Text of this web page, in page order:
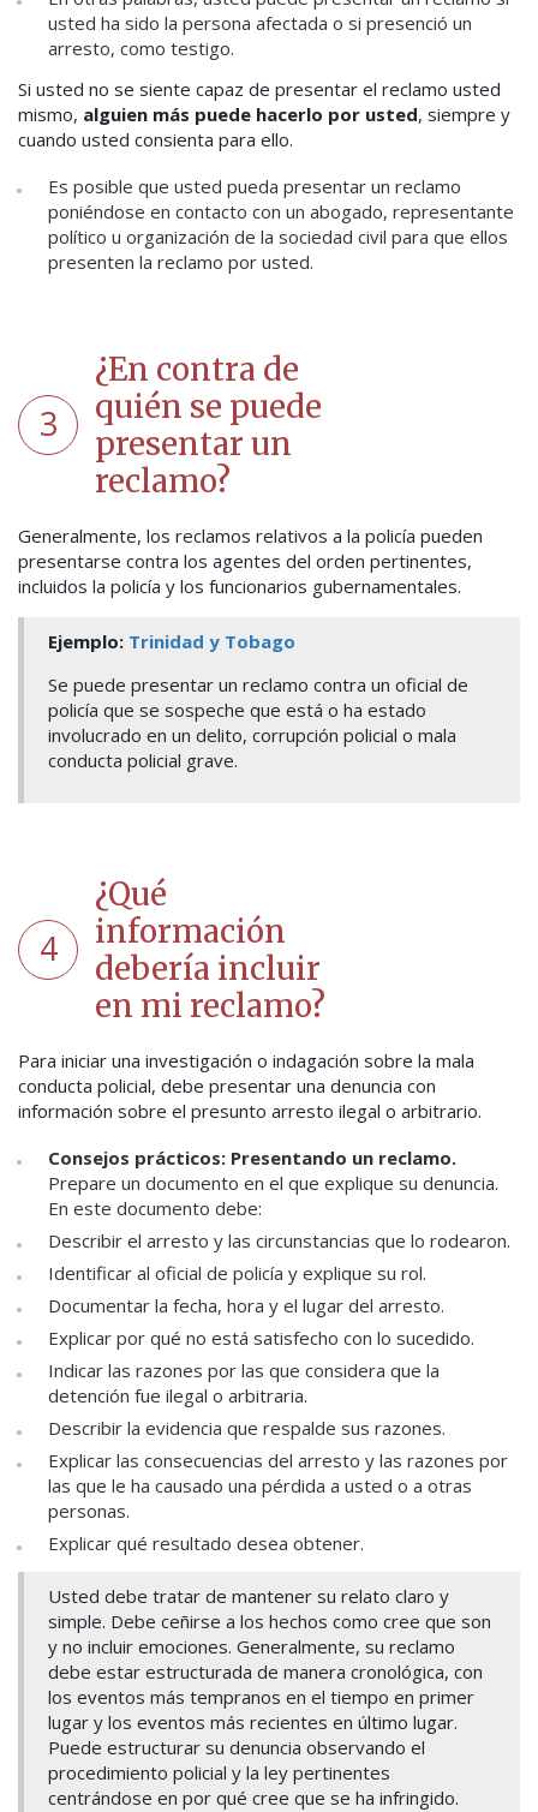
usted ha sido la persona afectada o si presenció un
arresto, como testigo.
Si usted no se siente capaz de presentar el reclamo usted
mismo, alguien más puede hacerlo por usted, siempre y
cuando usted consienta para ello.
Es posible que usted pueda presentar un reclamo
poniéndose en contacto con un abogado, representante
político u organización de la sociedad civil para que ellos
presenten la reclamo por usted.
3
¿En contra de
quién se puede
presentar un
reclamo?
Generalmente, los reclamos relativos a la policía pueden
presentarse contra los agentes del orden pertinentes,
incluidos la policía y los funcionarios gubernamentales.
Ejemplo: Trinidad y Tobago
Se puede presentar un reclamo contra un oficial de
policía que se sospeche que está o ha estado
involucrado en un delito, corrupción policial o mala
conducta policial grave.
4
¿Qué
información
debería incluir
en mi reclamo?
Para iniciar una investigación o indagación sobre la mala
conducta policial, debe presentar una denuncia con
información sobre el presunto arresto ilegal o arbitrario.
Consejos prácticos: Presentando un reclamo.
Prepare un documento en el que explique su denuncia.
En este documento debe:
Describir el arresto y las circunstancias que lo rodearon.
Identificar al oficial de policía y explique su rol.
Documentar la fecha, hora y el lugar del arresto.
Explicar por qué no está satisfecho con lo sucedido.
Indicar las razones por las que considera que la
detención fue ilegal o arbitraria.
Describir la evidencia que respalde sus razones.
Explicar las consecuencias del arresto y las razones por
las que le ha causado una pérdida a usted o a otras
personas.
Explicar qué resultado desea obtener.
Usted debe tratar de mantener su relato claro y
simple. Debe ceñirse a los hechos como cree que son
y no incluir emociones. Generalmente, su reclamo
debe estar estructurada de manera cronológica, con
los eventos más tempranos en el tiempo en primer
lugar y los eventos más recientes en último lugar.
Puede estructurar su denuncia observando el
procedimiento policial y la ley pertinentes
centrándose en por qué cree que se ha infringido.